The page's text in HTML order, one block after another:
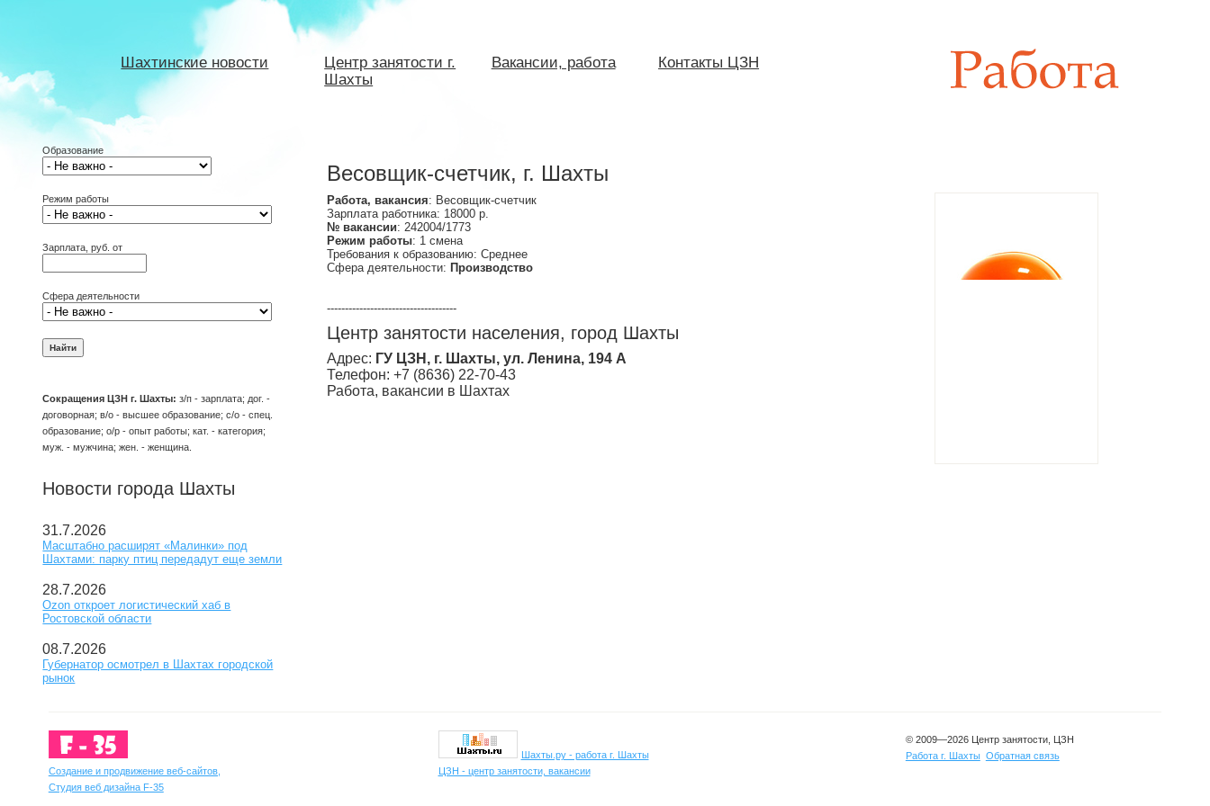
Шахтинские новости
Центр занятости г.
Шахты
Вакансии, работа Контакты ЦЗН
Образование
Режим работы
Зарплата, руб. от
Сфера деятельности
Сокращения ЦЗН г. Шахты: з/п - зарплата; дог. -
договорная; в/о - высшее образование; с/о - спец.
образование; о/р - опыт работы; кат. - категория;
муж. - мужчина; жен. - женщина.
Новости города Шахты
31.7.2026
Масштабно расширят «Малинки» под
Шахтами: парку птиц передадут еще земли
28.7.2026
Ozon откроет логистический хаб в
Ростовской области
08.7.2026
Губернатор осмотрел в Шахтах городской
рынок
Весовщик-счетчик, г. Шахты
Работа, вакансия: Весовщик-счетчик
Зарплата работника: 18000 р.
№ вакансии: 242004/1773
Режим работы: 1 смена
Требования к образованию: Среднее
Сфера деятельности: Производство
------------------------------------
Центр занятости населения, город Шахты
Адрес: ГУ ЦЗН, г. Шахты, ул. Ленина, 194 А
Телефон: +7 (8636) 22-70-43
Работа, вакансии в Шахтах
Создание и продвижение веб-сайтов,
Студия веб дизайна F-35
Шахты.ру - работа г. Шахты
ЦЗН - центр занятости, вакансии
© 2009—2026 Центр занятости, ЦЗН
Работа г. Шахты Обратная связь